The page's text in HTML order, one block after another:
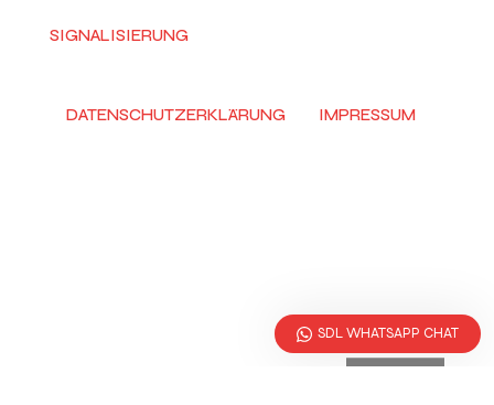
SIGNALISIERUNG
DATENSCHUTZERKLÄRUNG IMPRESSUM
SDL WHATSAPP CHAT